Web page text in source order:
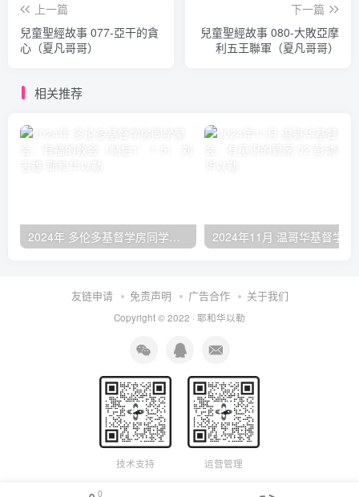
上一篇
兒童聖經故事 077-亞干的貪
心（夏凡哥哥）
下一篇
兒童聖經故事 080-大敗亞摩
利五王聯軍（夏凡哥哥）
相关推荐
2024年 多伦多基督学房同学聚会：有福的教会（帖后1：1-5） 刘志雄
友链申请 免责声明 广告合作 关于我们
Copyright © 2022 · 耶和华以勒
技术支持 运营管理
0